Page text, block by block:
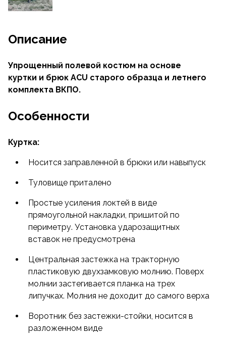
Описание
Упрощенный полевой костюм на основе
куртки и брюк ACU старого образца и летнего
комплекта ВКПО.
Особенности
Куртка:
Носится заправленной в брюки или навыпуск
Туловище приталено
Простые усиления локтей в виде
прямоугольной накладки, пришитой по
периметру. Установка ударозащитных
вставок не предусмотрена
Центральная застежка на тракторную
пластиковую двухзамковую молнию. Поверх
молнии застегивается планка на трех
липучках. Молния не доходит до самого верха
Воротник без застежки-стойки, носится в
разложенном виде